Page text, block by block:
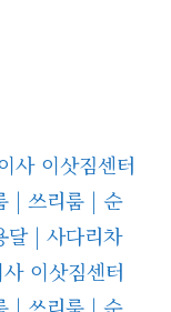
사 이삿짐센터
| 쓰리룸 | 순
| 사다리차
이삿짐센터